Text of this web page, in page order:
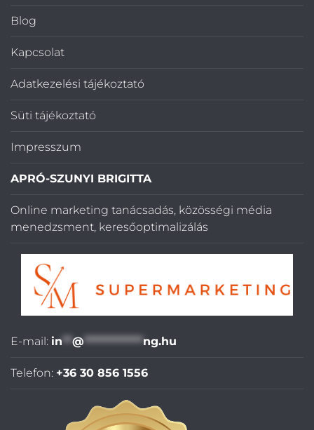
Blog
Kapcsolat
Adatkezelési tájékoztató
Süti tájékoztató
Impresszum
APRÓ-SZUNYI BRIGITTA
Online marketing tanácsadás, közösségi média
menedzsment, keresőoptimalizálás
E-mail: in**@************ng.hu
Telefon: +36 30 856 1556